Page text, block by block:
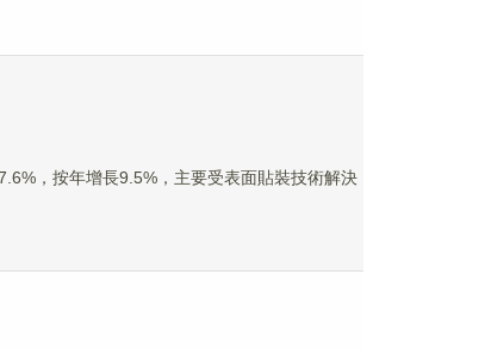
，按年增長9.5%，主要受表面貼裝技術解決